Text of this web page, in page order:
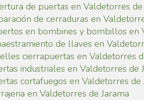
de puertas en Valdetorres de
de cerraduras en
en bombines y bombillos en
de llaves en
cierrapuertas en Valdetorres
industriales en Valdetorres de
cortafuegos en Valdetorres de
en Valdetorres de Jarama